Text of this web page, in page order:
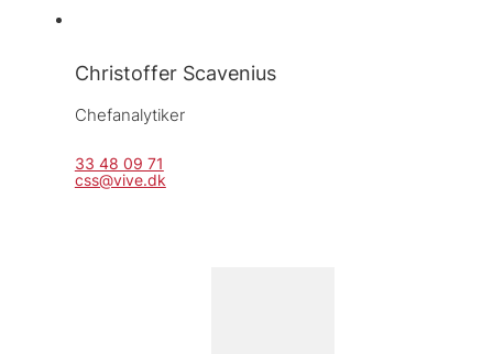
Christoffer Scavenius
Chefanalytiker
33 48 09 71
css@vive.dk